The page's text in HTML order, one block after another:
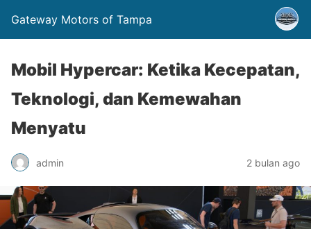
Gateway Motors of Tampa
Mobil Hypercar: Ketika Kecepatan,
Teknologi, dan Kemewahan
Menyatu
admin 2 bulan ago